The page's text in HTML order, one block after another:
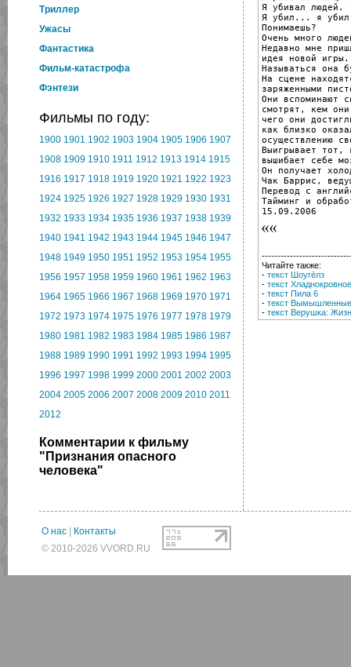
Триллер
Ужасы
Фантастика
Фильм-катастрофа
Фэнтези
Фильмы по году:
1900 1901 1902 1903 1904 1905 1906 1907
1908 1909 1910 1911 1912 1913 1914 1915
1916 1917 1918 1919 1920 1921 1922 1923
1924 1925 1926 1927 1928 1929 1930 1931
1932 1933 1934 1935 1936 1937 1938 1939
1940 1941 1942 1943 1944 1945 1946 1947
1948 1949 1950 1951 1952 1953 1954 1955
1956 1957 1958 1959 1960 1961 1962 1963
1964 1965 1966 1967 1968 1969 1970 1971
1972 1973 1974 1975 1976 1977 1978 1979
1980 1981 1982 1983 1984 1985 1986 1987
1988 1989 1990 1991 1992 1993 1994 1995
1996 1997 1998 1999 2000 2001 2002 2003
2004 2005 2006 2007 2008 2009 2010 2011
2012
Комментарии к фильму
"Признания опасного
человека"
Я убивал людей.
Я убил... я убил
Понимаешь?
Очень много
Недавно мне
идея новой игры.
Называться она
На сцене
заряженными
Они вспоминают
смотрят, кем
чего они
как близко
осуществлению
Выигрывает тот,
вышибает себе
Он получает
Чак Баррис,
Перевод с
Тайминг и
15.09.2006
Читайте также:
- текст Шоугёлз
- текст
- текст Пила 6
- текст Вымышленные
- текст Верушка:
О нас
Контакты
© 2010-2026 VVORD.RU